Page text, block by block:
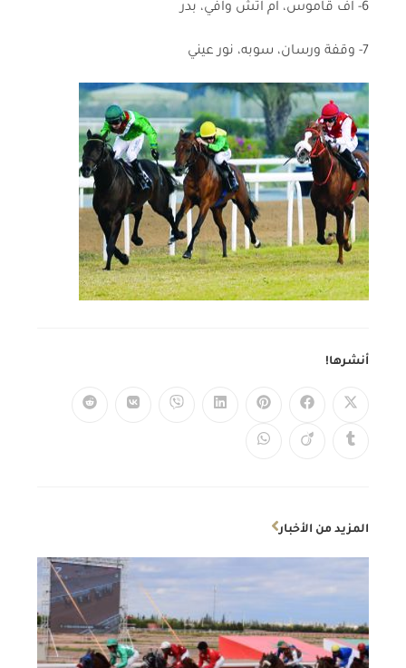
6- اف قاموس، ام اتش وافي، بدر
7- وقفة ورسان، سوبه، نور عيني
أنشرها!
المزيد من الأخبار